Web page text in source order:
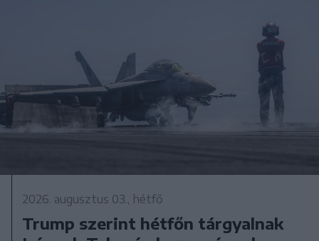
2026. augusztus 03., hétfő
Trump szerint hétfőn tárgyalnak